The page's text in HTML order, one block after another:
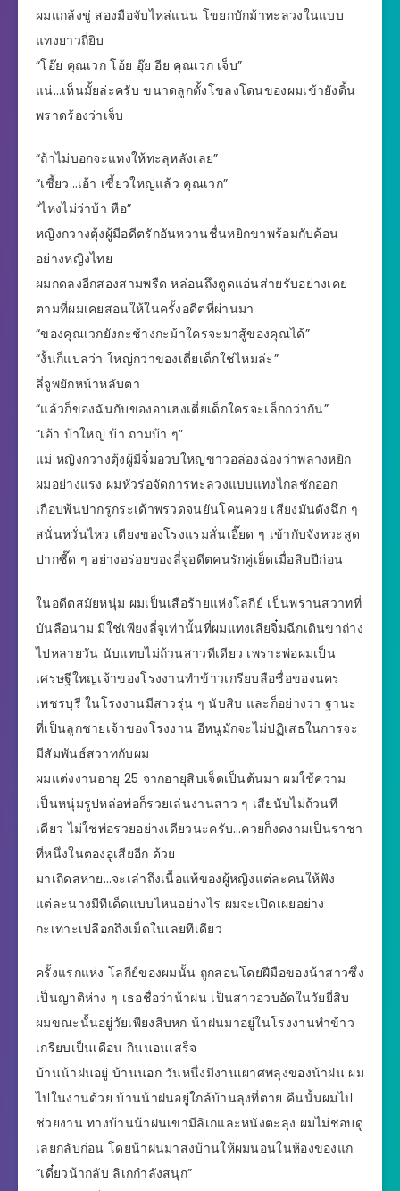
ผมแกล้งขู่ สองมือจับไหล่แน่น โขยกบักม้าทะลวงในแบบ
แทงยาวถี่ยิบ
“โอ๊ย คุณเวก โอ้ย อุ๊ย อีย คุณเวก เจ็บ”
แน่…เห็นมั้ยล่ะครับ ขนาดลูกตั้งโขลงโดนของผมเข้ายังดิ้น
พราดร้องว่าเจ็บ
“ถ้าไม่บอกจะแทงให้ทะลุหลังเลย”
“เซี้ยว…เอ้า เซี้ยวใหญ่แล้ว คุณเวก”
“ไหงไม่ว่าบ้า หือ”
หญิงกวางตุ้งผู้มีอดีตรักอันหวานชื่นหยิกขาพร้อมกับค้อน
อย่างหญิงไทย
ผมกดลงอีกสองสามพรืด หล่อนถึงตูดแอ่นส่ายรับอย่างเคย
ตามที่ผมเคยสอนให้ในครั้งอดีตที่ผ่านมา
“ของคุณเวกยังกะช้างกะม้าใครจะมาสู้ของคุณได้”
“งั้นก็แปลว่า ใหญ่กว่าของเตี่ยเด็กใช่ไหมล่ะ”
ลี่จูพยักหน้าหลับตา
“แล้วก็ของฉันกับของอาเฮงเตี่ยเด็กใครจะเล็กกว่ากัน”
“เอ้า บ้าใหญ่ บ้า ถามบ้า ๆ”
แม่ หญิงกวางตุ้งผู้มีจิ๋มอวบใหญ่ขาวอล่องฉ่องว่าพลางหยิก
ผมอย่างแรง ผมหัวร่อจัดการทะลวงแบบแทงไกลชักออก
เกือบพ้นปากรูกระเด้าพรวดจนยันโคนควย เสียงมันดังฉึก ๆ
สนั่นหวั่นไหว เตียงของโรงแรมลั่นเอี๊ยด ๆ เข้ากับจังหวะสูด
ปากซี๊ด ๆ อย่างอร่อยของลี่จูอดีตคนรักคู่เย็ดเมื่อสิบปีก่อน
ในอดีตสมัยหนุ่ม ผมเป็นเสือร้ายแห่งโลกีย์ เป็นพรานสวาทที่
บันลือนาม มิใช่เพียงลี่จูเท่านั้นที่ผมแทงเสียจิ๋มฉีกเดินขาถ่าง
ไปหลายวัน นับแทบไม่ถ้วนสาวทีเดียว เพราะพ่อผมเป็น
เศรษฐีใหญ่เจ้าของโรงงานทำข้าวเกรียบลือชื่อของนคร
เพชรบุรี ในโรงงานมีสาวรุ่น ๆ นับสิบ และก็อย่างว่า ฐานะ
ที่เป็นลูกชายเจ้าของโรงงาน อีหนูมักจะไม่ปฏิเสธในการจะ
มีสัมพันธ์สวาทกับผม
ผมแต่งงานอายุ 25 จากอายุสิบเจ็ดเป็นต้นมา ผมใช้ความ
เป็นหนุ่มรูปหล่อพ่อก็รวยเล่นงานสาว ๆ เสียนับไม่ถ้วนที
เดียว ไม่ใช่พ่อรวยอย่างเดียวนะครับ…ควยก็งดงามเป็นราชา
ที่หนึ่งในตองอูเสียอีก ด้วย
มาเถิดสหาย…จะเล่าถึงเนื้อแท้ของผู้หญิงแต่ละคนให้ฟัง
แต่ละนางมีทีเด็ดแบบไหนอย่างไร ผมจะเปิดเผยอย่าง
กะเทาะเปลือกถึงเม็ดในเลยทีเดียว
ครั้งแรกแห่ง โลกีย์ของผมนั้น ถูกสอนโดยฝีมือของน้าสาวซึ่ง
เป็นญาติห่าง ๆ เธอชื่อว่าน้าฝน เป็นสาวอวบอัดในวัยยี่สิบ
ผมขณะนั้นอยู่วัยเพียงสิบหก น้าฝนมาอยู่ในโรงงานทำข้าว
เกรียบเป็นเดือน กินนอนเสร็จ
บ้านน้าฝนอยู่ บ้านนอก วันหนึ่งมีงานเผาศพลุงของน้าฝน ผม
ไปในงานด้วย บ้านน้าฝนอยู่ใกล้บ้านลุงที่ตาย คืนนั้นผมไป
ช่วยงาน ทางบ้านน้าฝนเขามีลิเกและหนังตะลุง ผมไม่ชอบดู
เลยกลับก่อน โดยน้าฝนมาส่งบ้านให้ผมนอนในห้องของแก
“เดี๋ยวน้ากลับ ลิเกกำลังสนุก”